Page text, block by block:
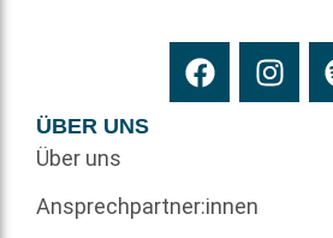
ÜBER UNS
Über uns
Ansprechpartner:innen